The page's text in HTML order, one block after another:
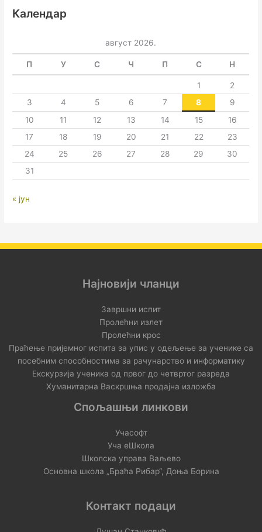
Календар
август 2026.
П У С Ч П С Н
1
2
3
4 5 6 7 8
9
10
11 12 13 14 15
16
17
18 19 20 21 22
23
24
25 26 27 28 29
30
31
« јун
Најновији чланци
Завршни испит
Пролећни излет
Пролећни крос
Праћење пријемног испита за упис у одељење за ученике са
посебним способностима за рачунарство и информатику
Екскурзија ученика од првог до четвртог разреда
Хуманитарна Васкршња продајна изложба
Спољашњи линкови
Учасофт
Уча еШкола
Школска управа Ваљево
Основна школа „Браћа Рибар“, Доња Борина
Контакт подаци